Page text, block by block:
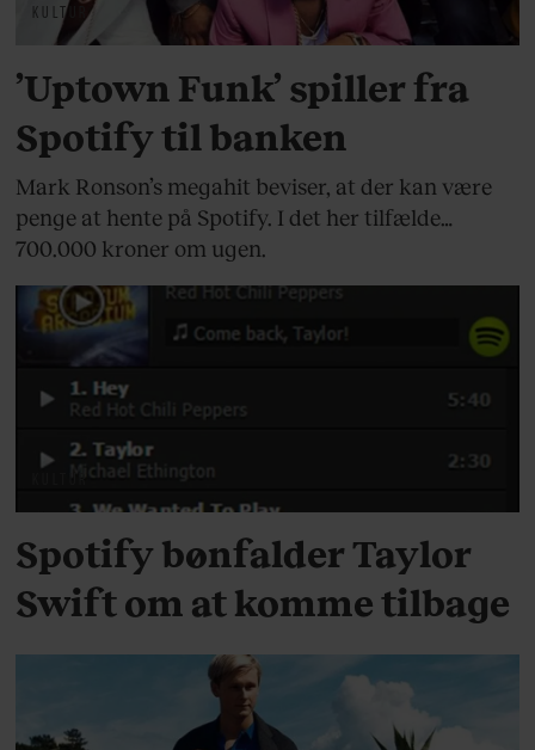
KULTUR
’Uptown Funk’ spiller fra
Spotify til banken
Mark Ronson’s megahit beviser, at der kan være
penge at hente på Spotify. I det her tilfælde…
700.000 kroner om ugen.
KULTUR
Spotify bønfalder Taylor
Swift om at komme tilbage